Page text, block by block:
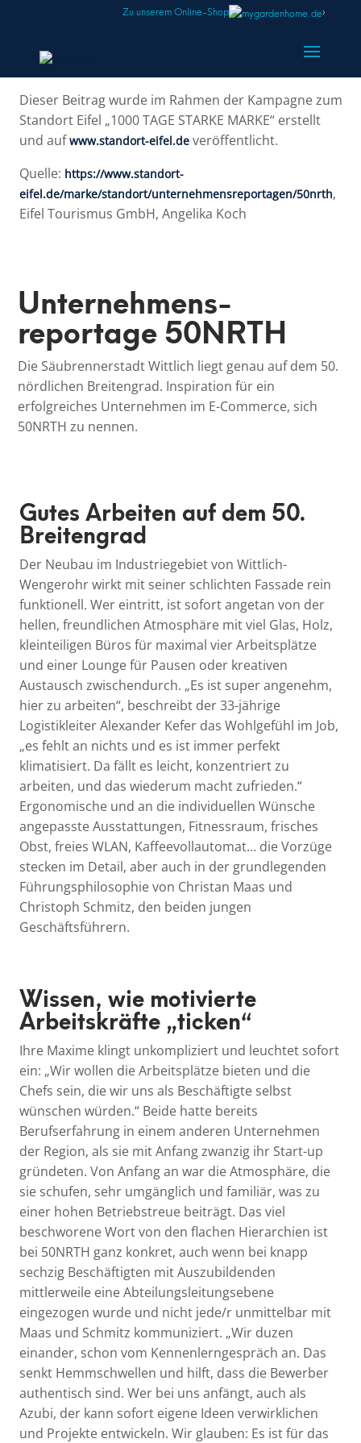
Zu unserem Online-Shop ›
Dieser Beitrag wurde im Rahmen der Kampagne zum
Standort Eifel „1000 TAGE STARKE MARKE“ erstellt
und aufwww.standort-eifel.de veröffentlicht.
Quelle: https://www.standort-
eifel.de/marke/standort/unternehmensreportagen/50nrth,
Eifel Tourismus GmbH, Angelika Koch
Unternehmens­
reportage 50NRTH
Die Säubrennerstadt Wittlich liegt genau auf dem 50.
nördlichen Breitengrad. Inspiration für ein
erfolgreiches Unternehmen im E-Commerce, sich
50NRTH zu nennen.
Gutes Arbeiten auf dem 50.
Breitengrad
Der Neubau im Industriegebiet von Wittlich-
Wengerohr wirkt mit seiner schlichten Fassade rein
funktionell. Wer eintritt, ist sofort angetan von der
hellen, freundlichen Atmosphäre mit viel Glas, Holz,
kleinteiligen Büros für maximal vier Arbeitsplätze
und einer Lounge für Pausen oder kreativen
Austausch zwischendurch. „Es ist super angenehm,
hier zu arbeiten“, beschreibt der 33-jährige
Logistikleiter Alexander Kefer das Wohlgefühl im Job,
„es fehlt an nichts und es ist immer perfekt
klimatisiert. Da fällt es leicht, konzentriert zu
arbeiten, und das wiederum macht zufrieden.“
Ergonomische und an die individuellen Wünsche
angepasste Ausstattungen, Fitnessraum, frisches
Obst, freies WLAN, Kaffeevollautomat… die Vorzüge
stecken im Detail, aber auch in der grundlegenden
Führungsphilosophie von Christan Maas und
Christoph Schmitz, den beiden jungen
Geschäftsführern.
Wissen, wie motivierte
Arbeitskräfte „ticken“
Ihre Maxime klingt unkompliziert und leuchtet sofort
ein: „Wir wollen die Arbeitsplätze bieten und die
Chefs sein, die wir uns als Beschäftigte selbst
wünschen würden.“ Beide hatte bereits
Berufserfahrung in einem anderen Unternehmen
der Region, als sie mit Anfang zwanzig ihr Start-up
gründeten. Von Anfang an war die Atmosphäre, die
sie schufen, sehr umgänglich und familiär, was zu
einer hohen Betriebstreue beiträgt. Das viel
beschworene Wort von den flachen Hierarchien ist
bei 50NRTH ganz konkret, auch wenn bei knapp
sechzig Beschäftigten mit Auszubildenden
mittlerweile eine Abteilungsleitungsebene
eingezogen wurde und nicht jede/r unmittelbar mit
Maas und Schmitz kommuniziert. „Wir duzen
einander, schon vom Kennenlerngespräch an. Das
senkt Hemmschwellen und hilft, dass die Bewerber
authentisch sind. Wer bei uns anfängt, auch als
Azubi, der kann sofort eigene Ideen verwirklichen
und Projekte entwickeln. Wir glauben: Es ist für das